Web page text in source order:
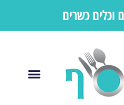
וכלים כשרים